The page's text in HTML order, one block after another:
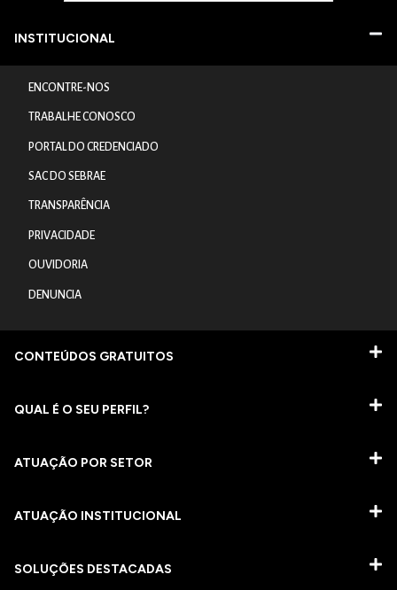
INSTITUCIONAL
ENCONTRE-NOS
TRABALHE CONOSCO
PORTAL DO CREDENCIADO
SAC DO SEBRAE
TRANSPARÊNCIA
PRIVACIDADE
OUVIDORIA
DENUNCIA
CONTEÚDOS GRATUITOS
QUAL É O SEU PERFIL?
ATUAÇÃO POR SETOR
ATUAÇÃO INSTITUCIONAL
SOLUÇÕES DESTACADAS